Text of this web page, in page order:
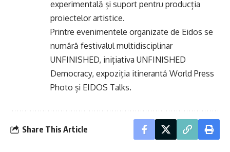
experimentală și suport pentru producția
proiectelor artistice.
Printre evenimentele organizate de Eidos se
numără festivalul multidisciplinar
UNFINISHED, inițiativa UNFINISHED
Democracy, expoziția itinerantă World Press
Photo și EIDOS Talks.
Share This Article